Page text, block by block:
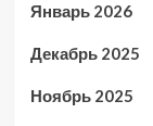
Январь 2026
Декабрь 2025
Ноябрь 2025